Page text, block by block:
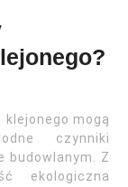
mogą
czynniki
budowlanym. Z
ekologiczna